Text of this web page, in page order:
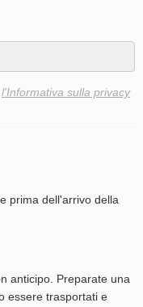
l'Informativa sulla privacy
prima dell'arrivo della
anticipo. Preparate una
essere trasportati e